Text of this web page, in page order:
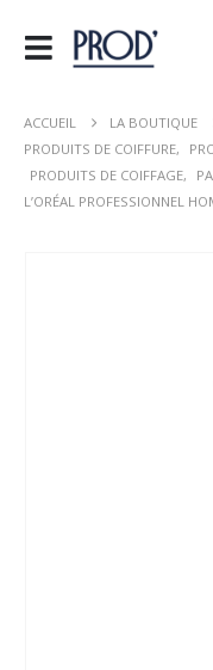
ACCUEIL
LA BOUTIQUE
PRODUITS DE COIFFURE,
PRODUITS DE COIFFAGE,
L’ORÉAL PROFESSIONNEL